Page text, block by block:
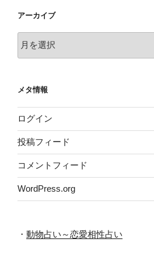
アーカイブ
ー
ブ
メタ情報
ログイン
投稿フィード
コメントフィード
WordPress.org
・ 動物占い～恋愛相性占い